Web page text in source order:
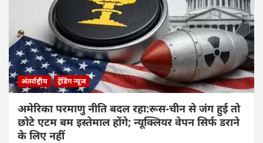
अंतर्राष्ट्रीय ट्रेंडिंग न्यूज
अमेरिका परमाणु नीति बदल रहा:रूस-चीन से जंग हुई तो
छोटे एटम बम इस्तेमाल होंगे; न्यूक्लियर वेपन सिर्फ डराने
के लिए नहीं